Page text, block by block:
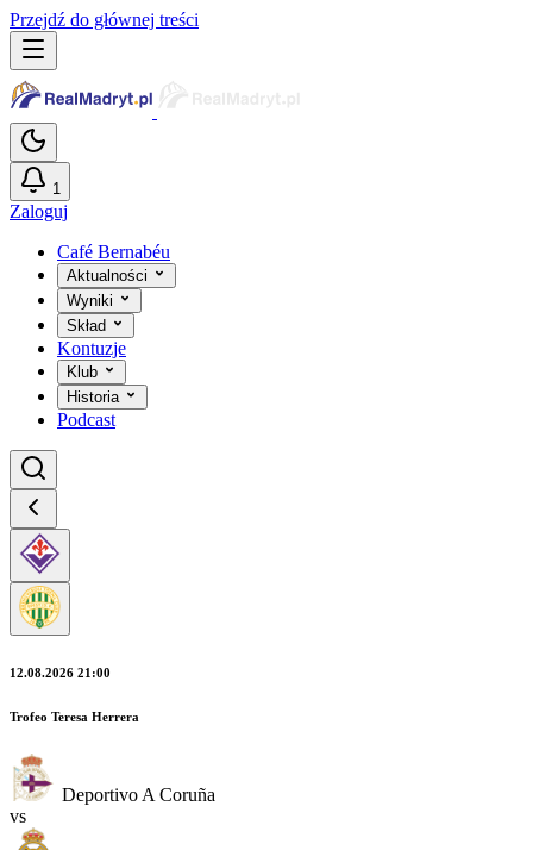
Przejdź do głównej treści
1
Zaloguj
Café Bernabéu
Aktualności
Wyniki
Skład
Kontuzje
Klub
Historia
Podcast
12.08.2026 21:00
Trofeo Teresa Herrera
Deportivo A Coruña
vs